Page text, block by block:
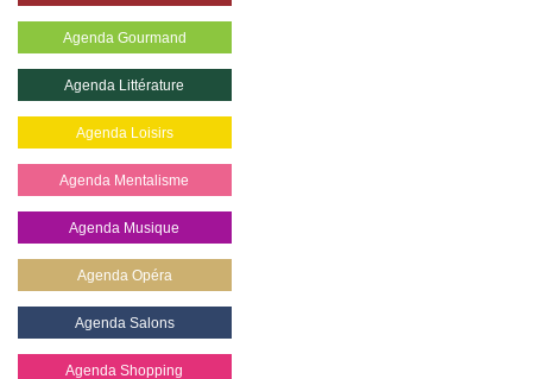
Agenda Gourmand
Agenda Littérature
Agenda Loisirs
Agenda Mentalisme
Agenda Musique
Agenda Opéra
Agenda Salons
Agenda Shopping